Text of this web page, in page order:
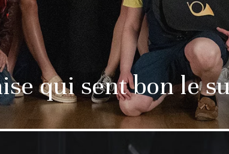
qui sent bon le